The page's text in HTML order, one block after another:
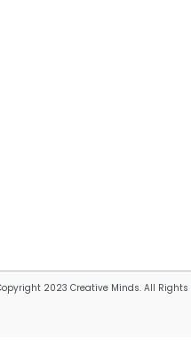
2023 Creative Minds. All Rights